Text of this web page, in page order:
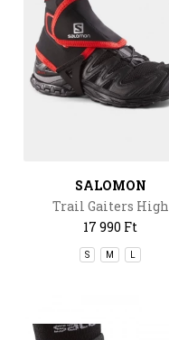
SALOMON
Trail Gaiters High
17 990 Ft
S M